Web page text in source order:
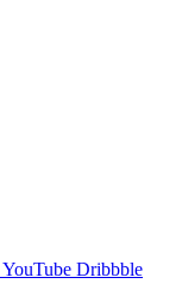
YouTube Dribbble